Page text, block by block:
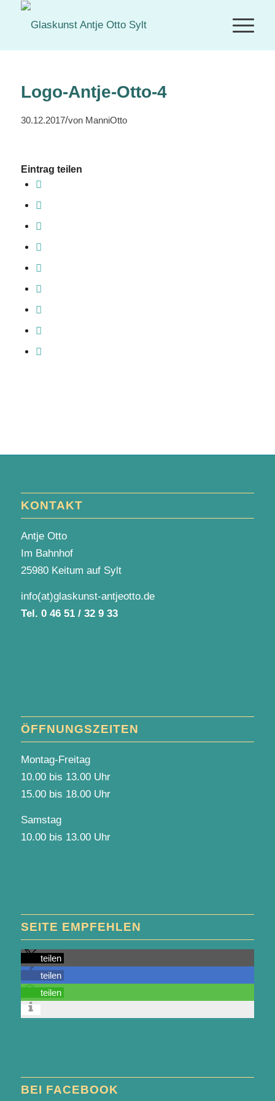
Logo-Antje-Otto-4
30.12.2017/von ManniOtto
Eintrag teilen
KONTAKT
Antje Otto
Im Bahnhof
25980 Keitum auf Sylt
info(at)glaskunst-antjeotto.de
Tel. 0 46 51 / 32 9 33
ÖFFNUNGSZEITEN
Montag-Freitag
10.00 bis 13.00 Uhr
15.00 bis 18.00 Uhr
Samstag
10.00 bis 13.00 Uhr
SEITE EMPFEHLEN
teilen
teilen
teilen
BEI FACEBOOK